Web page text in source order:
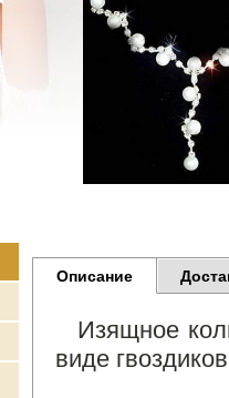
Описание
Изящное
виде